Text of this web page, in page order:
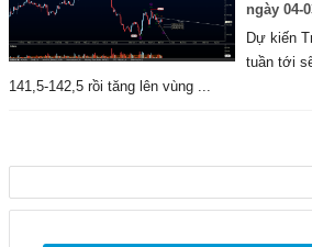
ngày 04-
Dự kiến
tuần tới
141,5-142,5 rồi tăng lên vùng ...